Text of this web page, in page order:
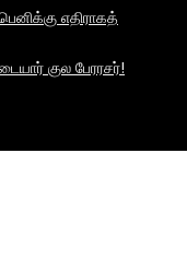
எதிராகத்
குல பேரரசர்!